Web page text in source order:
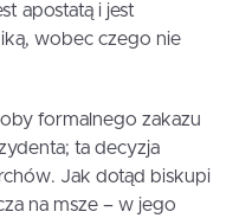
apostatą i jest
wobec czego nie
formalnego zakazu
ta decyzja
Jak dotąd biskupi
na msze – w jego